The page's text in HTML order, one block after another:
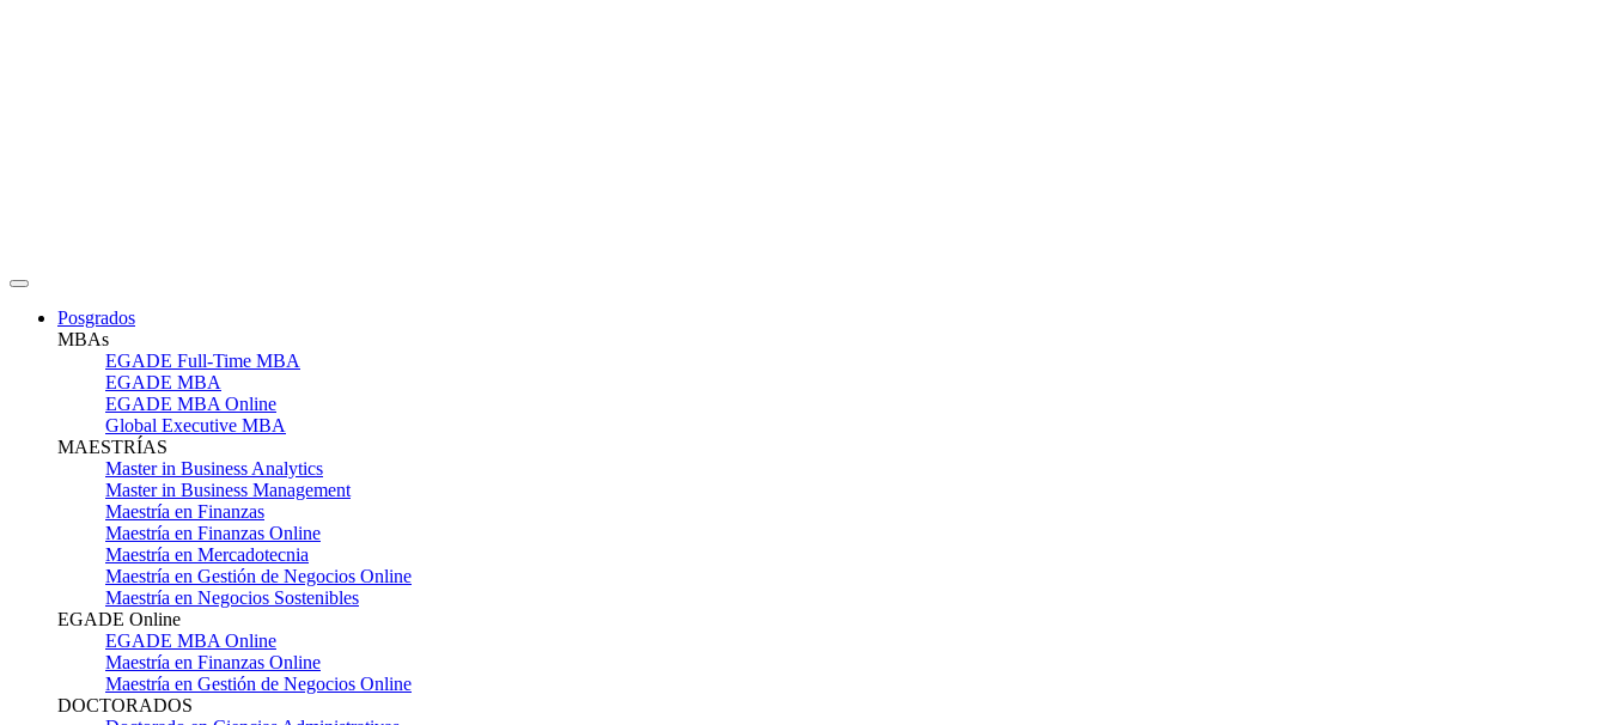
Posgrados
MBAs
EGADE Full-Time MBA
EGADE MBA
EGADE MBA Online
Global Executive MBA
MAESTRÍAS
Master in Business Analytics
Master in Business Management
Maestría en Finanzas
Maestría en Finanzas Online
Maestría en Mercadotecnia
Maestría en Gestión de Negocios Online
Maestría en Negocios Sostenibles
EGADE Online
EGADE MBA Online
Maestría en Finanzas Online
Maestría en Gestión de Negocios Online
DOCTORADOS